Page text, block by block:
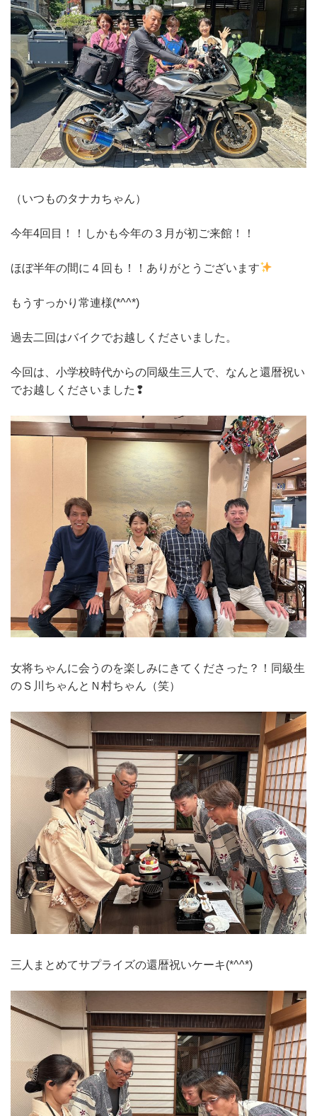
（いつものタナカちゃん）
今年4回目！！しかも今年の３月が初ご来館！！
ほぼ半年の間に４回も！！ありがとうございます
もうすっかり常連様(*^^*)
過去二回はバイクでお越しくださいました。
今回は、小学校時代からの同級生三人で、なんと還暦祝い
でお越しくださいました❢
女将ちゃんに会うのを楽しみにきてくださった？！同級生
のＳ川ちゃんとＮ村ちゃん（笑）
三人まとめてサプライズの還暦祝いケーキ(*^^*)